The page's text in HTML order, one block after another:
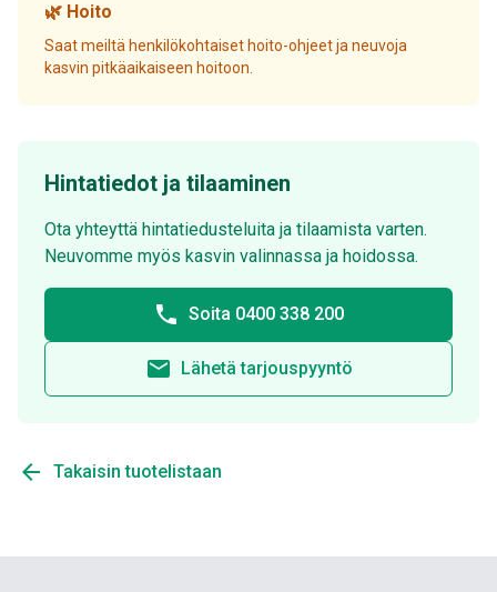
🌿 Hoito
Saat meiltä henkilökohtaiset hoito-ohjeet ja neuvoja
kasvin pitkäaikaiseen hoitoon.
Hintatiedot ja tilaaminen
Ota yhteyttä hintatiedusteluita ja tilaamista varten.
Neuvomme myös kasvin valinnassa ja hoidossa.
phone Soita 0400 338 200
email Lähetä tarjouspyyntö
arrow_back Takaisin tuotelistaan